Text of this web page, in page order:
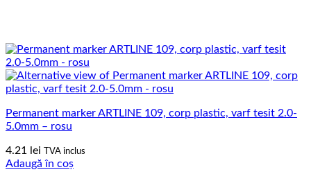
Permanent marker ARTLINE 109, corp plastic, varf tesit 2.0-
5.0mm – rosu
4.21 lei TVA inclus
Adaugă în coș